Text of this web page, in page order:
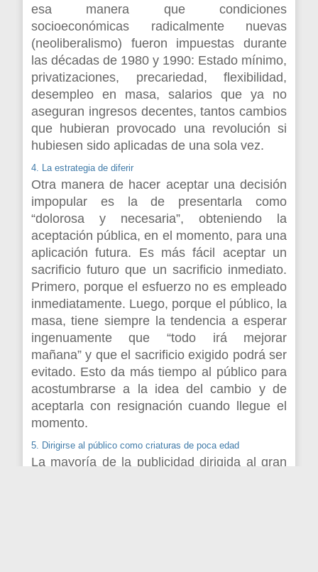
esa manera que condiciones
socioeconómicasradicalmente nuevas
(neoliberalismo) fueron impuestas durante
las décadas de 1980 y 1990: Estado mínimo,
privatizaciones, precariedad, flexibilidad,
desempleo en masa, salarios que ya no
aseguran ingresos decentes, tantos cambios
que hubieran provocado una revolución si
hubiesen sido aplicadas de una sola vez.
4. La estrategia de diferir
Otra manera de hacer aceptar una decisión
impopular es la de presentarla como
“dolorosa y necesaria”, obteniendo la
aceptación pública, en el momento, para una
aplicación futura. Es más fácil aceptar un
sacrificio futuro que un sacrificio inmediato.
Primero, porque el esfuerzo no es empleado
inmediatamente. Luego, porque el público, la
masa, tiene siempre la tendencia a esperar
ingenuamente que “todo irá mejorar
mañana” y que el sacrificio exigido podrá ser
evitado. Esto da más tiempo al público para
acostumbrarse a la idea del cambio y de
aceptarla con resignación cuando llegue el
momento.
5. Dirigirse al público como criaturas de poca edad
La mayoría de la publicidad dirigida al gran